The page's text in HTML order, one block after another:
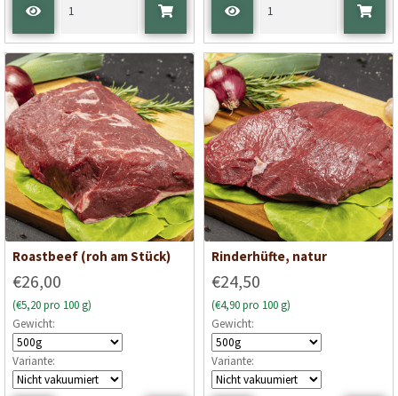
Roastbeef (roh am Stück)
€26,00
(€5,20 pro 100 g)
Gewicht:
Variante:
Rinderhüfte, natur
€24,50
(€4,90 pro 100 g)
Gewicht:
Variante: